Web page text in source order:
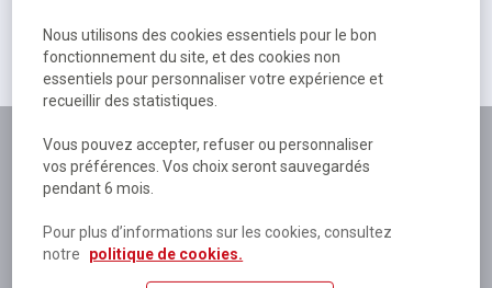
Retour Retour à l'accueil
Plus de 180 personnes
à votre écoute
Plus de 80 000 références
disponibles
Expédition le jour même
si validation avant 12h
Nous utilisons des cookies essentiels pour le bon
fonctionnement du site, et des cookies non
essentiels pour personnaliser votre expérience et
recueillir des statistiques.
Vous pouvez accepter, refuser ou personnaliser
vos préférences. Vos choix seront sauvegardés
pendant 6 mois.
Pour plus d’informations sur les cookies, consultez
notre
politique de cookies.